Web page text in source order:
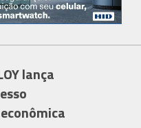
lança